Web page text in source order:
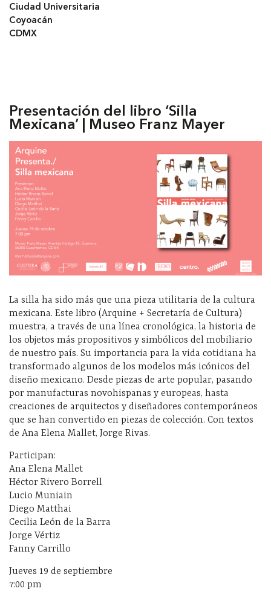
Ciudad Universitaria
Coyoacán
CDMX
Presentación del libro ‘Silla
Mexicana’ | Museo Franz Mayer
La silla ha sido más que una pieza utilitaria de la cultura
mexicana. Este libro (Arquine + Secretaría de Cultura)
muestra, a través de una línea cronológica, la historia de
los objetos más propositivos y simbólicos del mobiliario
de nuestro país. Su importancia para la vida cotidiana ha
transformado algunos de los modelos más icónicos del
diseño mexicano. Desde piezas de arte popular, pasando
por manufacturas novohispanas y europeas, hasta
creaciones de arquitectos y diseñadores contemporáneos
que se han convertido en piezas de colección. Con textos
de Ana Elena Mallet, Jorge Rivas.
Participan:
Ana Elena Mallet
Héctor Rivero Borrell
Lucio Muniain
Diego Matthai
Cecilia León de la Barra
Jorge Vértiz
Fanny Carrillo
Jueves 19 de septiembre
7:00 pm